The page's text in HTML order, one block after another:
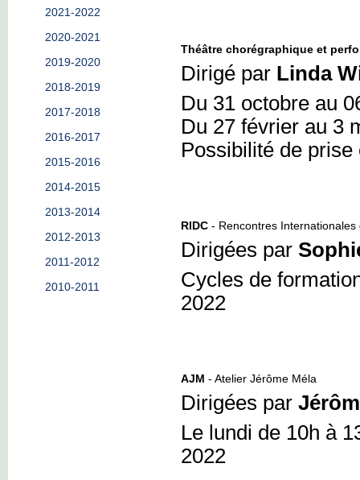
Théâtre chorégraphique et
Dirigé par Linda
Du 31 octobre au
Du 27 février au 3
Possibilité de
RIDC - Rencontres
Dirigées par
Cycles de
2022
AJM - Atelier Jérôme Méla
Dirigées par
Le lundi de 10h à
2022
2021-2022
2020-2021
2019-2020
2018-2019
2017-2018
2016-2017
2015-2016
2014-2015
2013-2014
2012-2013
2011-2012
2010-2011